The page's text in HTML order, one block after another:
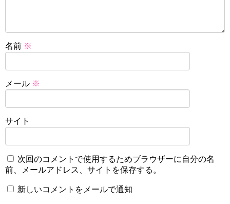
名前 ※
メール ※
サイト
次回のコメントで使用するためブラウザーに自分の名
前、メールアドレス、サイトを保存する。
新しいコメントをメールで通知